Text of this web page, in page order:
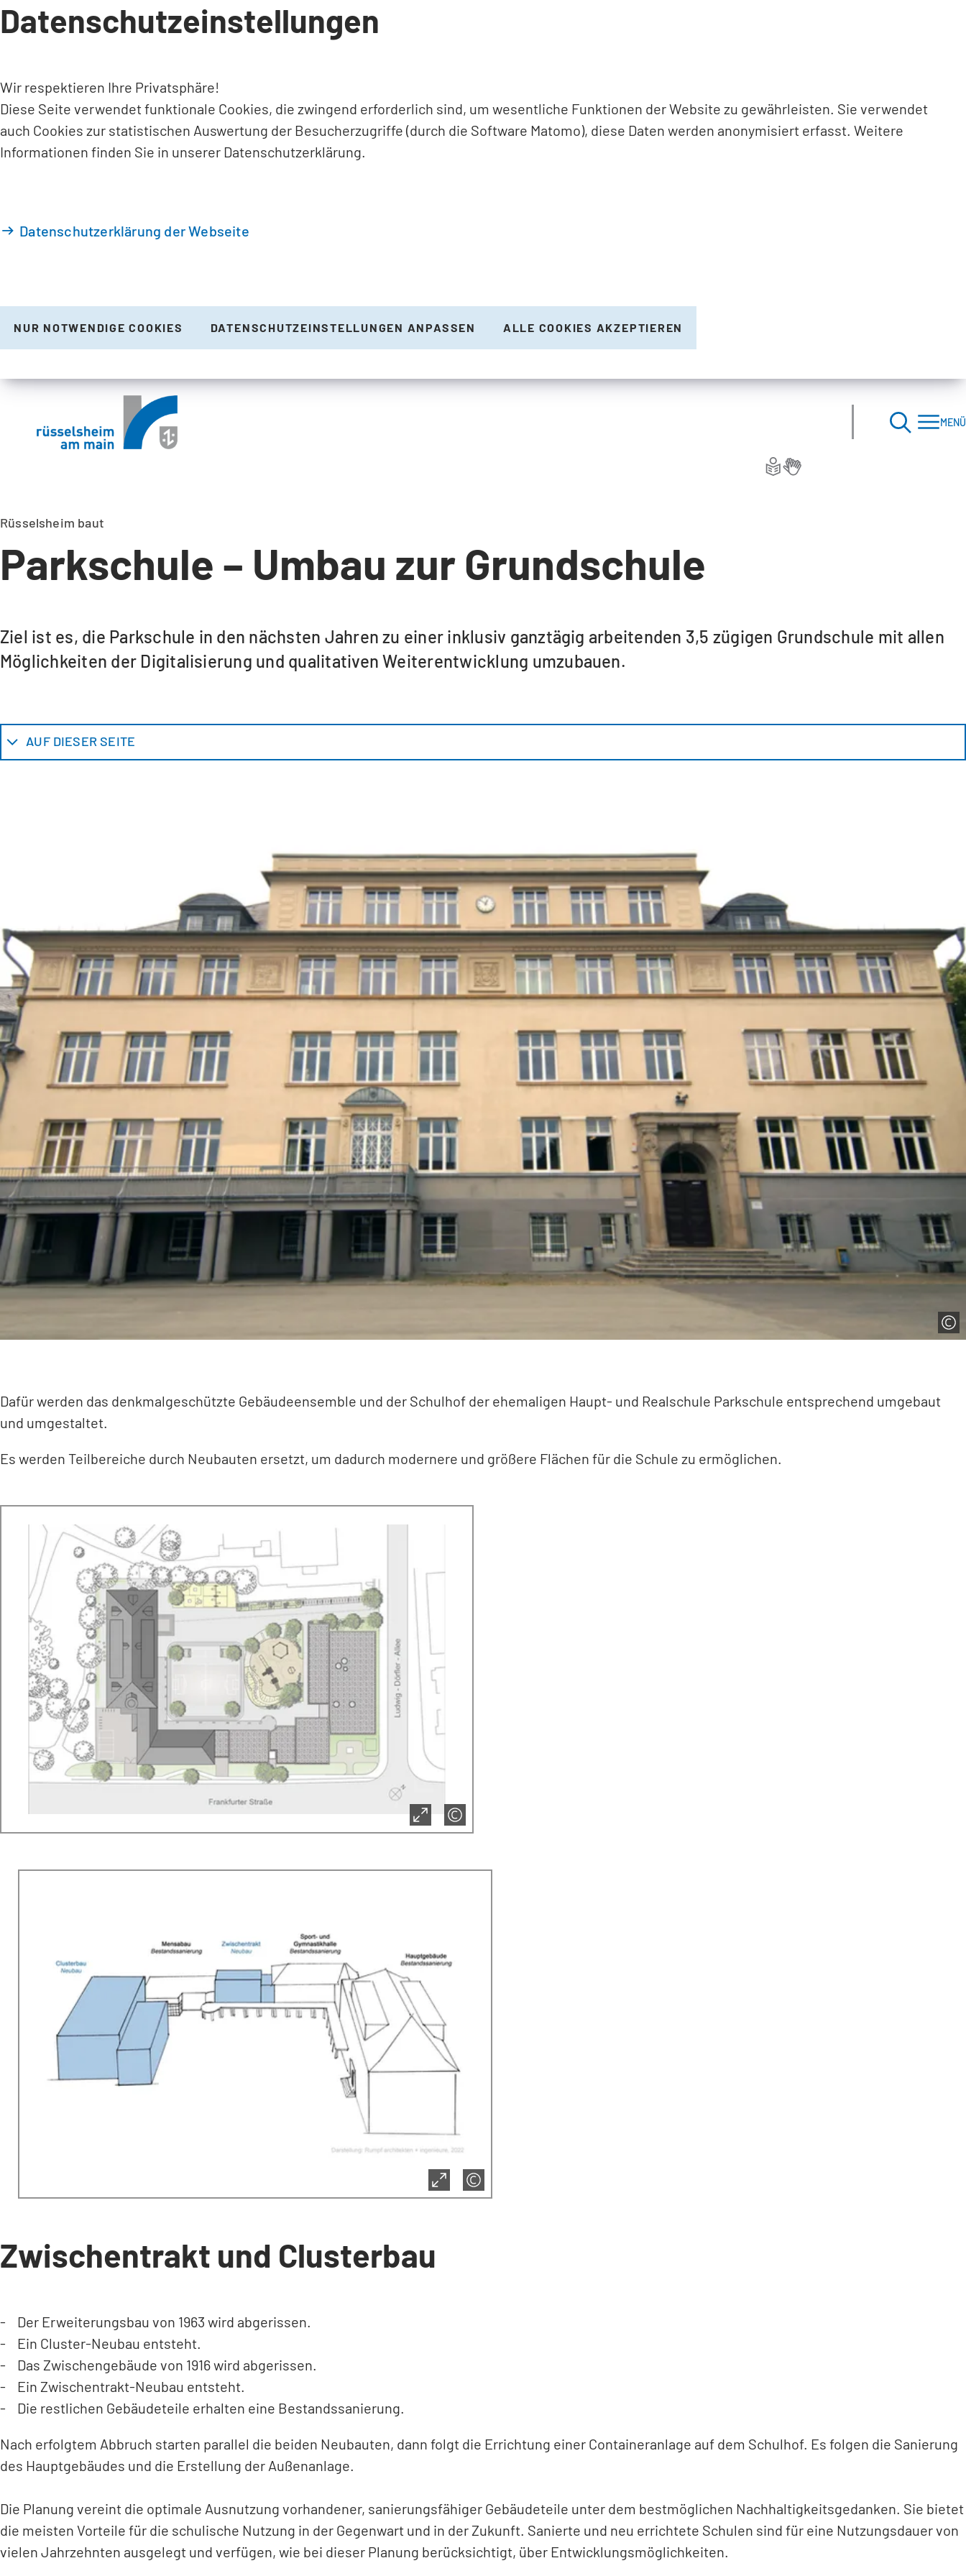
INHALT ANSPRINGEN
Datenschutzeinstellungen
Wir respektieren Ihre Privatsphäre!
Diese Seite verwendet funktionale Cookies, die zwingend erforderlich sind, um wesentliche Funktionen der Website zu gewährleisten. Sie verwendet
auch Cookies zur statistischen Auswertung der Besucherzugriffe (durch die Software Matomo), diese Daten werden anonymisiert erfasst. Weitere
Informationen finden Sie in unserer Datenschutzerklärung.
Datenschutzerklärung der Webseite
NUR NOTWENDIGE COOKIES DATENSCHUTZEINSTELLUNGEN ANPASSEN ALLE COOKIES AKZEPTIEREN
MENÜ
Rüsselsheim baut
Parkschule – Umbau zur Grundschule
Ziel ist es, die Parkschule in den nächsten Jahren zu einer inklusiv ganztägig arbeitenden 3,5 zügigen Grundschule mit allen
Möglichkeiten der Digitalisierung und qualitativen Weiterentwicklung umzubauen.
AUF DIESER SEITE
Dafür werden das denkmalgeschützte Gebäudeensemble und der Schulhof der ehemaligen Haupt- und Realschule Parkschule entsprechend umgebaut
und umgestaltet.
Es werden Teilbereiche durch Neubauten ersetzt, um dadurch modernere und größere Flächen für die Schule zu ermöglichen.
Zwischentrakt und Clusterbau
- Der Erweiterungsbau von 1963 wird abgerissen.
- Ein Cluster-Neubau entsteht.
- Das Zwischengebäude von 1916 wird abgerissen.
- Ein Zwischentrakt-Neubau entsteht.
- Die restlichen Gebäudeteile erhalten eine Bestandssanierung.
Nach erfolgtem Abbruch starten parallel die beiden Neubauten, dann folgt die Errichtung einer Containeranlage auf dem Schulhof. Es folgen die Sanierung
des Hauptgebäudes und die Erstellung der Außenanlage.
Die Planung vereint die optimale Ausnutzung vorhandener, sanierungsfähiger Gebäudeteile unter dem bestmöglichen Nachhaltigkeitsgedanken. Sie bietet
die meisten Vorteile für die schulische Nutzung in der Gegenwart und in der Zukunft. Sanierte und neu errichtete Schulen sind für eine Nutzungsdauer von
vielen Jahrzehnten ausgelegt und verfügen, wie bei dieser Planung berücksichtigt, über Entwicklungsmöglichkeiten.